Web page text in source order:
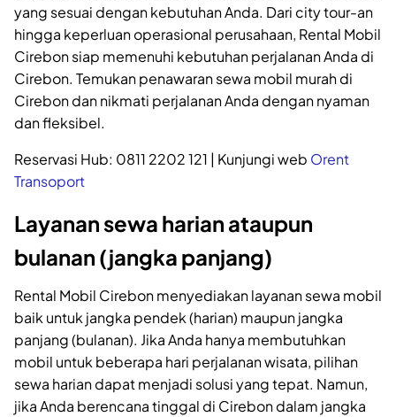
yang sesuai dengan kebutuhan Anda. Dari city tour-an
hingga keperluan operasional perusahaan, Rental Mobil
Cirebon siap memenuhi kebutuhan perjalanan Anda di
Cirebon. Temukan penawaran sewa mobil murah di
Cirebon dan nikmati perjalanan Anda dengan nyaman
dan fleksibel.
Reservasi Hub: 0811 2202 121 | Kunjungi web Orent
Transoport
Layanan sewa harian ataupun
bulanan (jangka panjang)
Rental Mobil Cirebon menyediakan layanan sewa mobil
baik untuk jangka pendek (harian) maupun jangka
panjang (bulanan). Jika Anda hanya membutuhkan
mobil untuk beberapa hari perjalanan wisata, pilihan
sewa harian dapat menjadi solusi yang tepat. Namun,
jika Anda berencana tinggal di Cirebon dalam jangka